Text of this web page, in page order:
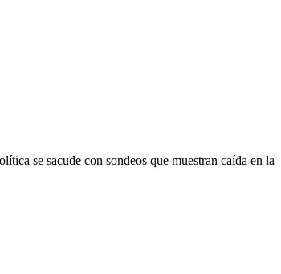
se sacude con sondeos que muestran caída en la